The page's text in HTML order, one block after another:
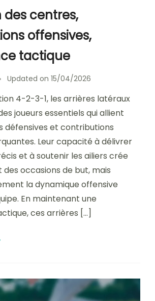
des centres,
offensives,
tactique
Updated on 15/04/2026
4-2-3-1, les arrières latéraux
joueurs essentiels qui allient
défensives et contributions
Leur capacité à délivrer
et à soutenir les ailiers crée
occasions de but, mais
la dynamique offensive
En maintenant une
ces arrières […]